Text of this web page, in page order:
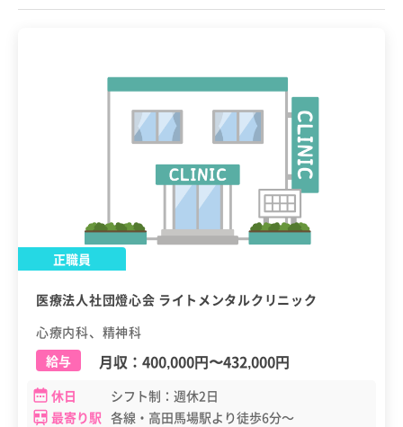
正職員
医療法人社団燈心会 ライトメンタルクリニック
心療内科、精神科
給与
月収： 400,000円〜432,000円
休日
シフト制：週休2日
最寄り駅 各線・高田馬場駅より徒歩6分～